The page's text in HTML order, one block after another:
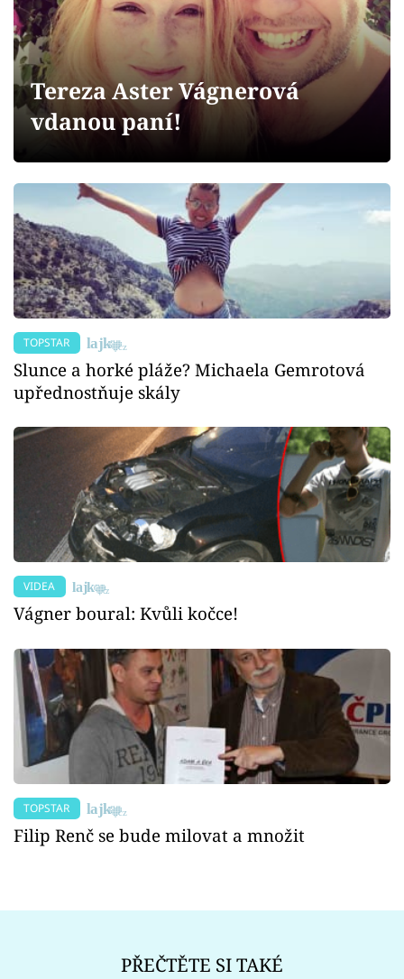
Videa
Sledujte prima+
Sledujte nás
Tereza Aster Vágnerová
vdanou paní!
TOPSTAR
Slunce a horké pláže? Michaela Gemrotová
upřednostňuje skály
VIDEA
Vágner boural: Kvůli kočce!
TOPSTAR
Filip Renč se bude milovat a množit
PŘEČTĚTE SI TAKÉ